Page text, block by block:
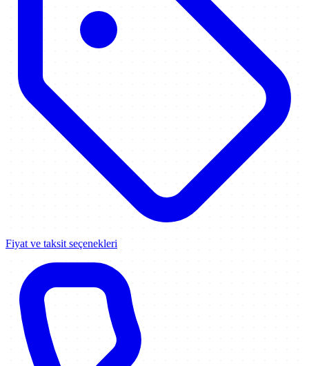
Fiyat ve taksit seçenekleri